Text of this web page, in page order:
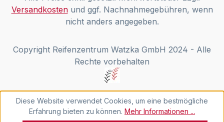
Versandkostenund ggf. Nachnahmegebühren, wenn
nicht anders angegeben.
Copyright Reifenzentrum Watzka GmbH 2024 - Alle
Rechte vorbehalten
Diese Website verwendet Cookies, um eine bestmögliche
Erfahrung bieten zu können. Mehr Informationen ...